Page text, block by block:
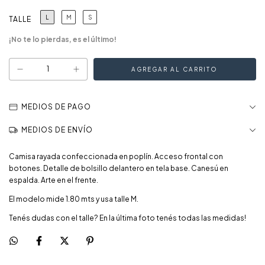
TALLE L M S
¡No te lo pierdas, es el último!
MEDIOS DE PAGO
MEDIOS DE ENVÍO
Camisa rayada confeccionada en poplín. Acceso frontal con
botones. Detalle de bolsillo delantero en tela base. Canesú en
espalda. Arte en el frente.
El modelo mide 1.80 mts y usa talle M.
Tenés dudas con el talle? En la última foto tenés todas las medidas!